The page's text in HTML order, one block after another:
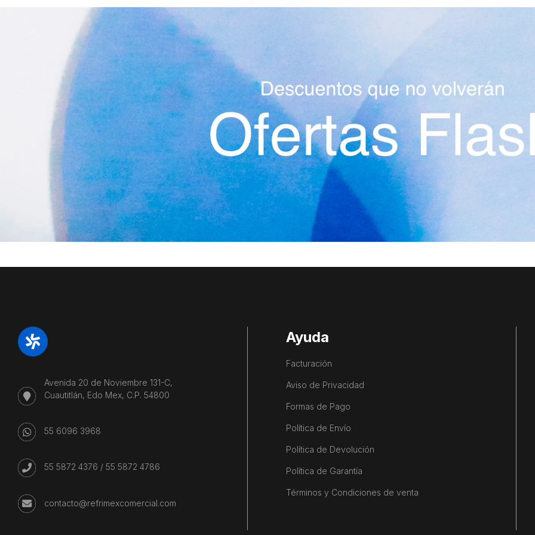
Avenida 20 de Noviembre 131-C,
Cuautitlán, Edo Mex, C.P. 54800
55 6096 3968
55 5872 4376 / 55 5872 4786
contacto@refrimexcomercial.com
Ayuda
Facturación
Aviso de Privacidad
Formas de Pago
Política de Envío
Política de Devolución
Política de Garantía
Términos y Condiciones de venta